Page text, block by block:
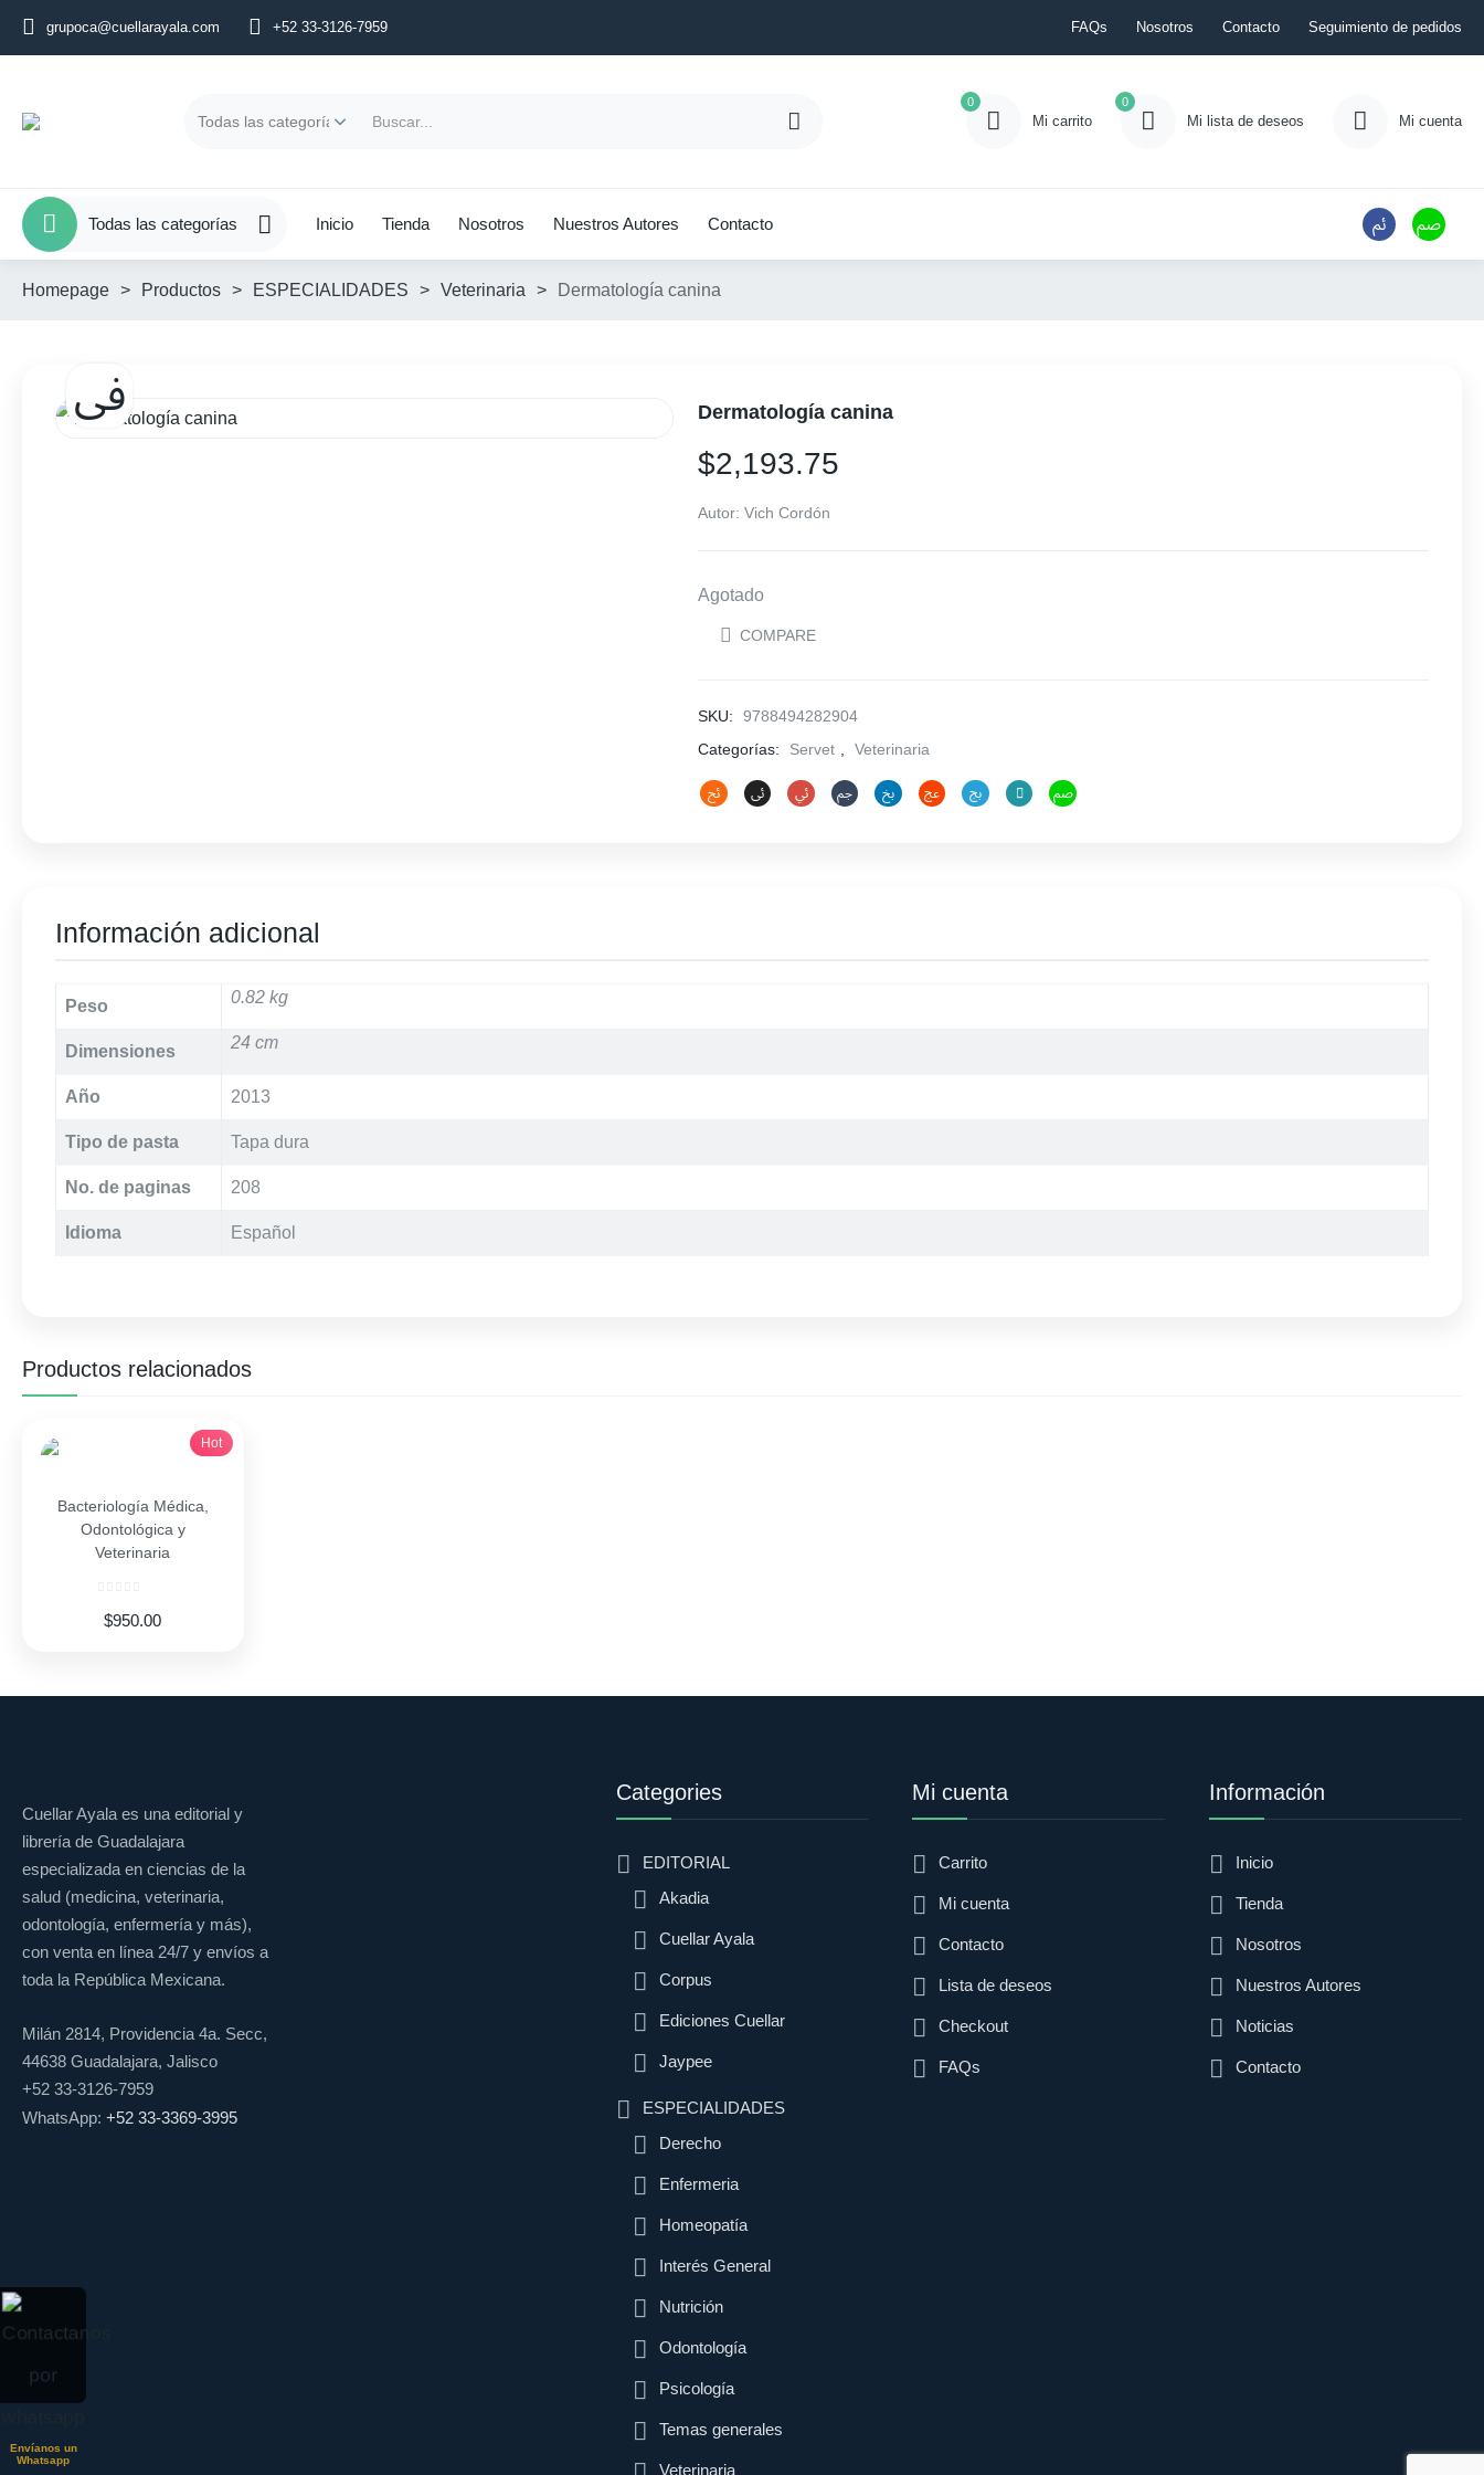
grupoca@cuellarayala.com +52 33-3126-7959 FAQs Nosotros Contacto Seguimiento de pedidos
0
Mi carrito
0
Mi lista de deseos Mi cuenta
Todas las categorías Inicio Tienda Nosotros Nuestros Autores Contacto
Homepage > Productos > ESPECIALIDADES > Veterinaria > Dermatología canina
Dermatología canina
$2,193.75
Autor: Vich Cordón
Agotado
COMPARE
SKU:
9788494282904
Categorías:
Servet Veterinaria
Información adicional
Peso 0.82 kg
Dimensiones 24 cm
Año 2013
Tipo de pasta Tapa dura
No. de paginas 208
Idioma Español
Productos relacionados
Bacteriología Médica,
Odontológica y
Veterinaria
$950.00
Hot
Cuellar Ayala es una editorial y
librería de Guadalajara
especializada en ciencias de la
salud (medicina, veterinaria,
odontología, enfermería y más),
con venta en línea 24/7 y envíos a
toda la República Mexicana.
Milán 2814, Providencia 4a. Secc,
44638 Guadalajara, Jalisco
+52 33-3126-7959
WhatsApp: +52 33-3369-3995
Categories
EDITORIAL
Akadia
Cuellar Ayala
Corpus
Ediciones Cuellar
Jaypee
ESPECIALIDADES
Derecho
Enfermeria
Homeopatía
Interés General
Nutrición
Odontología
Psicología
Temas generales
Veterinaria
Mi cuenta
Carrito
Mi cuenta
Contacto
Lista de deseos
Checkout
FAQs
Información
Inicio
Tienda
Nosotros
Nuestros Autores
Noticias
Contacto
Envíanos un
Whatsapp